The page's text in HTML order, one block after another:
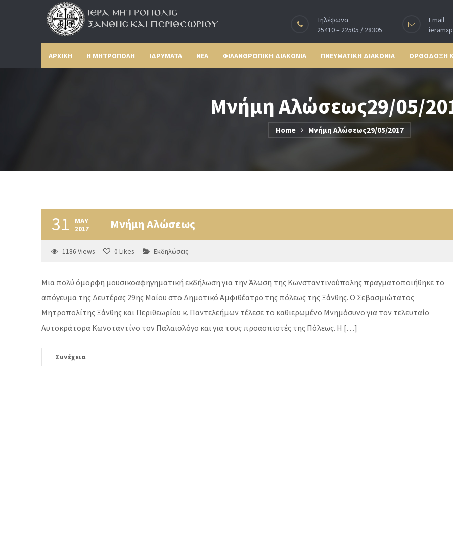
Τηλέφωνα
25410 – 22505 / 28305
Email
ΑΡΧΙΚΗ Η ΜΗΤΡΟΠΟΛΗ ΙΔΡΥΜΑΤΑ ΝΕΑ ΦΙΛΑΝΘΡΩΠΙΚΗ ΔΙΑΚΟΝΙΑ ΠΝΕΥΜΑΤΙΚΗ ΔΙΑΚΟΝΙΑ ΟΡΘΟΔΟΞΗ
Μνήμη Αλώσεως29/05/
Home Μνήμη Αλώσεως29/05/2017
31 MAY
2017 Μνήμη Αλώσεως
1186 Views 0 Likes Εκδηλώσεις
Μια πολύ όμορφη μουσικοαφηγηματική εκδήλωση για την Άλωση της Κωνσταντινούπολης πραγματοποιήθηκε το
απόγευμα της Δευτέρας 29ης Μαΐου στο Δημοτικό Αμφιθέατρο της πόλεως της Ξάνθης. Ο Σεβασμιώτατος
Μητροπολίτης Ξάνθης και Περιθεωρίου κ. Παντελεήμων τέλεσε το καθιερωμένο Μνημόσυνο για τον τελευταίο
Αυτοκράτορα Κωνσταντίνο τον Παλαιολόγο και για τους προασπιστές της Πόλεως. Η […]
Συνέχεια